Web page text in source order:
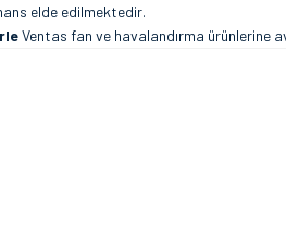
elde edilmektedir.
Ventas fan ve havalandırma ürünlerine